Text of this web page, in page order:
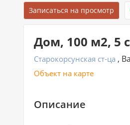
Записаться на просмотр
Дом, 100 м2, 5
Старокорсунская ст-ца ,
Объект на карте
Описание